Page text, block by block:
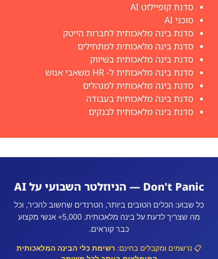
סדנת קופיילוט AI
סוכני AI
סדנת בינה מלאכותית לחברות הייטק
סדנת בינה מלאכותית למתחילים
סדנת בינה מלאכותית בשיווק
סדנת בינה מלאכותית ל- HR משאבי אנוש
סדנת בינה מלאכותית למנהלים
סדנת בינה מלאכותית בעבודה
סדנת בינה מלאכותית לבנקים
Don't Panic — הניוזלטר השבועי על AI
כל שבוע: הכלים הטובים ביותר, הטרנדים שחשוב להכיר, וכל
מה שצריך לדעת על בינה מלאכותית. 5,000+ אנשי מקצוע
כבר קוראים.
📋 נרשמים ומקבלים בחינם: רשימת כלי הבינה המלאכותית